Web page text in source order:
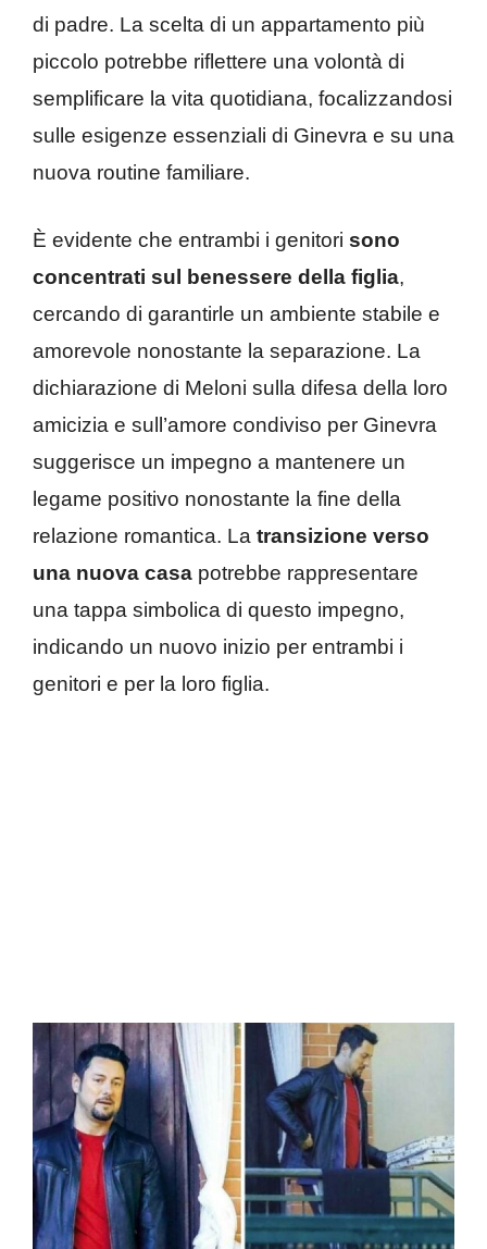
di padre. La scelta di un appartamento più
piccolo potrebbe riflettere una volontà di
semplificare la vita quotidiana, focalizzandosi
sulle esigenze essenziali di Ginevra e su una
nuova routine familiare.
È evidente che entrambi i genitori sono
concentrati sul benessere della figlia,
cercando di garantirle un ambiente stabile e
amorevole nonostante la separazione. La
dichiarazione di Meloni sulla difesa della loro
amicizia e sull’amore condiviso per Ginevra
suggerisce un impegno a mantenere un
legame positivo nonostante la fine della
relazione romantica. La transizione verso
una nuova casa potrebbe rappresentare
una tappa simbolica di questo impegno,
indicando un nuovo inizio per entrambi i
genitori e per la loro figlia.